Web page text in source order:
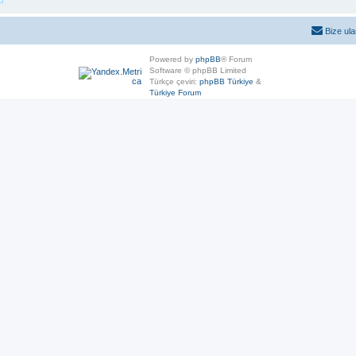
Bize
Powered by phpBB® Forum
Software © phpBB Limited
Türkçe çeviri: phpBB Türkiye &
Türkiye Forum